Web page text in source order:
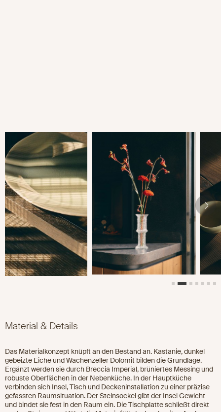
Material & Details
Das Materialkonzept knüpft an den Bestand an. Kastanie, dunkel
gebeizte Eiche und Wachenzeller Dolomit bilden die Grundlage.
Ergänzt werden sie durch Breccia Imperial, brüniertes Messing und
robuste Oberflächen in der Nebenküche. In der Hauptküche
verbinden sich Insel, Tisch und Deckeninstallation zu einer präzise
gefassten Raumsituation. Der Steinsockel gibt der Insel Gewicht
und bindet sie fest in den Raum ein. Die Tischplatte schließt direkt